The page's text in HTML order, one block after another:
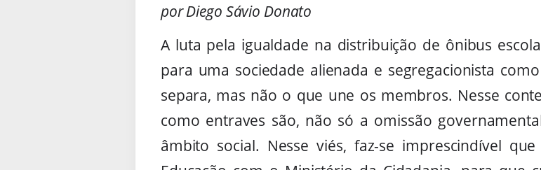
por Diego Sávio Donato
A luta pela igualdade na distribuição de ônibus
para uma sociedade alienada e segregacionista
separa, mas não o que une os membros. Nesse
como entraves são, não só a omissão
âmbito social. Nesse viés, faz-se imprescindível